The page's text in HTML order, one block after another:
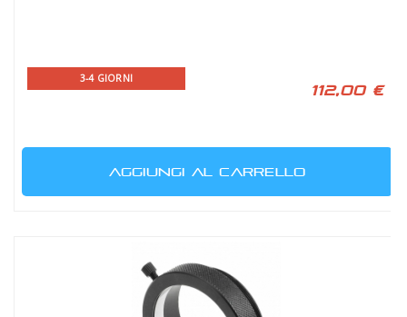
3-4 GIORNI
112,00 €
AGGIUNGI AL CARRELLO